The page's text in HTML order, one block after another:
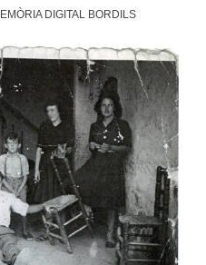
DIGITAL BORDILS